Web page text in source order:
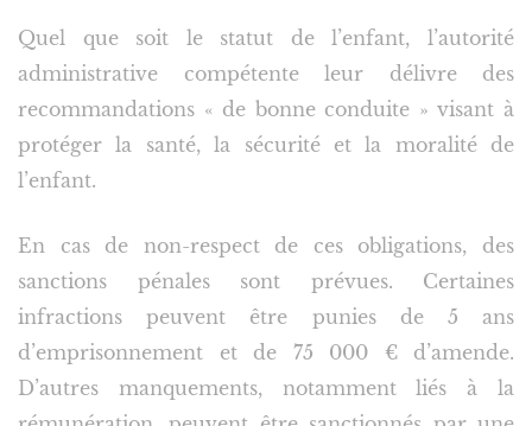
Quel que soit le statut de l’enfant, l’autorité
administrative compétente leur délivre des
recommandations « de bonne conduite » visant à
protéger la santé, la sécurité et la moralité de
l’enfant.
En cas de non-respect de ces obligations, des
sanctions pénales sont prévues. Certaines
infractions peuvent être punies de 5 ans
d’emprisonnement et de 75 000 € d’amende.
D’autres manquements, notamment liés à la